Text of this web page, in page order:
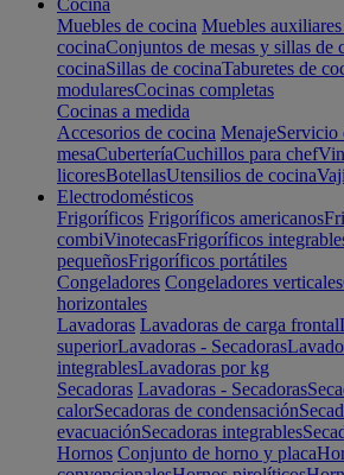
Cocina
Muebles de cocina Muebles
cocinaConjuntos de mesas y sillas de
cocinaSillas de cocinaTaburetes de
modularesCocinas completas
Cocinas a medida
Accesorios de cocina MenajeServicio
mesaCuberteríaCuchillos para chef
licoresBotellasUtensilios de cocina
Electrodomésticos
Frigoríficos Frigoríficos americanos
combiVinotecasFrigoríficos
pequeñosFrigoríficos portátiles
Congeladores Congeladores verticales
horizontales
Lavadoras Lavadoras de carga frontal
superiorLavadoras - Secadoras
integrablesLavadoras por kg
Secadoras Lavadoras - Secadoras
calorSecadoras de condensación
evacuaciónSecadoras integrables
Hornos Conjunto de horno y placa